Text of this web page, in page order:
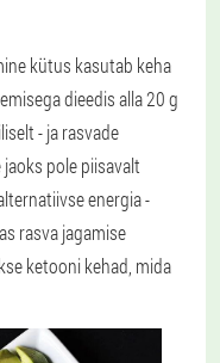
kütus kasutab keha
dieedis alla 20 g
- ja rasvade
pole piisavalt
energia -
rasva jagamise
ketooni kehad, mida